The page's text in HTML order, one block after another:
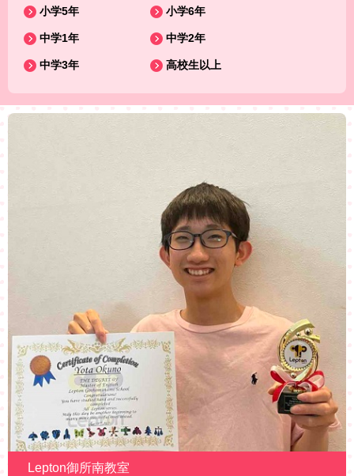
小学5年 小学6年
中学1年 中学2年
中学3年 高校生以上
Lepton御所南教室